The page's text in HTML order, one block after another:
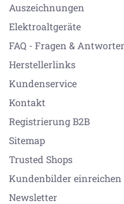
Auszeichnungen
Elektroaltgeräte
FAQ - Fragen &
Herstellerlinks
Kundenservice
Kontakt
Registrierung B2B
Sitemap
Trusted Shops
Kundenbilder einreichen
Newsletter